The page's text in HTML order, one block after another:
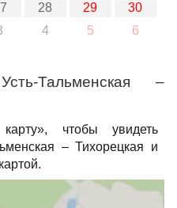
28 29
30
4 5 6
Тальменская –
чтобы увидеть
– Тихорецкая и